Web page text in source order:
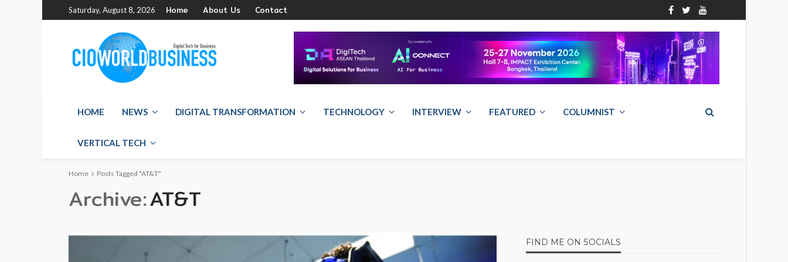
Saturday, August 8, 2026 Home About Us Contact
HOME NEWS DIGITAL TRANSFORMATION TECHNOLOGY INTERVIEW FEATURED COLUMNIST
VERTICAL TECH
Home Posts Tagged "AT&T"
Archive AT&T
FIND ME ON SOCIALS